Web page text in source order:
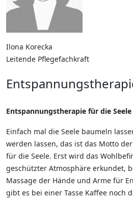
Ilona Korecka
Leitende Pflegefachkraft
Entspannungstherapie für die Seele
Einfach mal die Seele baumeln
werden lassen, das ist das Motto
für die Seele. Erst wird das
geschützter Atmosphäre erkundet,
Massage der Hände und Arme für
gibt es bei einer Tasse Kaffee noch